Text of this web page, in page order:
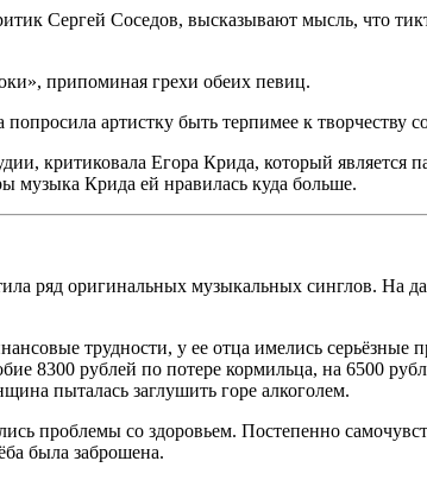
Сергей Соседов, высказывают мысль, что
припоминая грехи обеих певиц.
артистку быть терпимее к творчеству
критиковала Егора Крида, который является
музыка Крида ей нравилась куда больше.
ряд оригинальных музыкальных синглов. На
трудности, у ее отца имелись
8300 рублей по потере кормильца, на 6500
пыталась заглушить горе алкоголем.
проблемы со здоровьем. Постепенно
была заброшена.